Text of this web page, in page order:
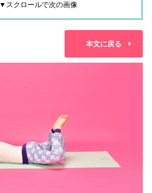
▼スクロールで次の画像
本文に戻る